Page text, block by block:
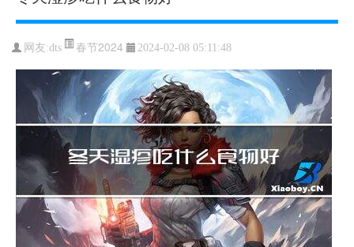
网友:dts 春节2024 2024-02-08 05:11:48